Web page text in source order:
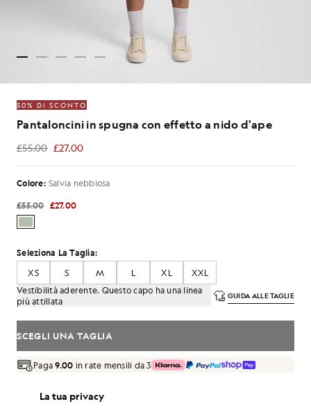
50% DI SCONTO
Pantaloncini in spugna con effetto a nido d'ape
£55.00 £27.00
£27.00
Colore: Salvia nebbiosa
£55.00 £27.00
Seleziona La Taglia:
XS
S M L XL
XXL
Vestibilità aderente. Questo capo ha una linea
più attillata
GUIDA ALLE TAGLIE
SCEGLI UNA TAGLIA
Paga9.00 in rate mensili da 3
Consegna a domicilio e punti di ritiro. Resi e cambi gratuiti.
La tua privacy